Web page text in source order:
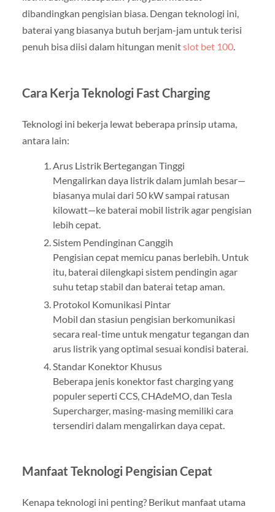
dibandingkan pengisian biasa. Dengan teknologi ini,
baterai yang biasanya butuh berjam-jam untuk terisi
penuh bisa diisi dalam hitungan menitslot bet 100.
Cara Kerja Teknologi Fast Charging
Teknologi ini bekerja lewat beberapa prinsip utama,
antara lain:
Arus Listrik Bertegangan Tinggi
Mengalirkan daya listrik dalam jumlah besar—
biasanya mulai dari 50 kW sampai ratusan
kilowatt—ke baterai mobil listrik agar pengisian
lebih cepat.
Sistem Pendinginan Canggih
Pengisian cepat memicu panas berlebih. Untuk
itu, baterai dilengkapi sistem pendingin agar
suhu tetap stabil dan baterai tetap aman.
Protokol Komunikasi Pintar
Mobil dan stasiun pengisian berkomunikasi
secara real-time untuk mengatur tegangan dan
arus listrik yang optimal sesuai kondisi baterai.
Standar Konektor Khusus
Beberapa jenis konektor fast charging yang
populer seperti CCS, CHAdeMO, dan Tesla
Supercharger, masing-masing memiliki cara
tersendiri dalam mengalirkan daya cepat.
Manfaat Teknologi Pengisian Cepat
Kenapa teknologi ini penting? Berikut manfaat utama